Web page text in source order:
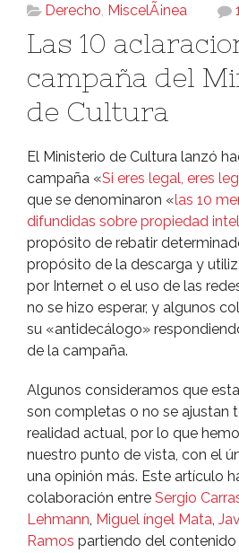
Derecho, MiscelÃ¡nea
Las 10
campaña del
de Cultura
El Ministerio de Cultura lanzó
campaña «Si eres legal, eres
que se denominaron «las 10
difundidas sobre propiedad
propósito de rebatir
propósito de la descarga y
por Internet o el uso de las
no se hizo esperar, y algunos
su «antidecálogo»
de la campaña.
Algunos consideramos que
son completas o no se ajustan
realidad actual, por lo que
nuestro punto de vista, con el
una opinión más. Este artí­culo
colaboración entre Sergio
Lehmann, Miguel íngel Mata,
Ramos partiendo del